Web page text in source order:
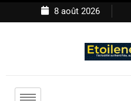
8 août 2026